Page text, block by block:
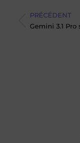
PRÉCÉDENT